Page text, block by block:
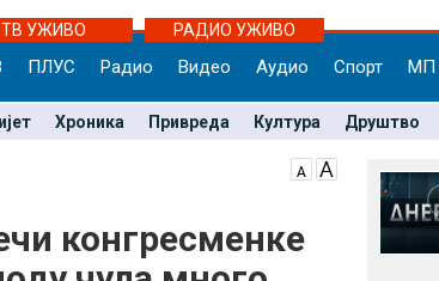
ТВ УЖИВО
РАДИО УЖИВО
ПЛУС Радио Видео Аудио Спорт МП
Хроника Привреда Култура Друштво
конгресменке